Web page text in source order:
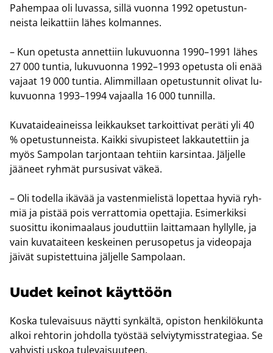
Pa­hem­paa oli lu­vas­sa, sillä vuon­na 1992 ope­tus­tun­
neis­ta lei­kat­tiin lähes kol­man­nes.
– Kun ope­tus­ta an­net­tiin lu­ku­vuon­na 1990–1991 lähes
27 000 tun­tia, lu­ku­vuon­na 1992–1993 ope­tus­ta oli enää
va­jaat 19 000 tun­tia. Alim­mil­laan ope­tus­tun­nit oli­vat lu­
ku­vuon­na 1993–1994 va­jaal­la 16 000 tun­nil­la.
Ku­va­tai­de­ai­neis­sa leik­kauk­set tar­koit­ti­vat pe­rä­ti yli 40
% ope­tus­tun­neis­ta. Kaik­ki si­vu­pis­teet lak­kau­tet­tiin ja
myös Sam­po­lan tar­jon­taan teh­tiin kar­sin­taa. Jäl­jel­le
jää­neet ryh­mät pur­susi­vat väkeä.
– Oli to­del­la ikä­vää ja vas­ten­mie­lis­tä lo­pet­taa hyviä ryh­
miä ja pis­tää pois ver­rat­to­mia opet­ta­jia. Esi­mer­kik­si
suo­sit­tu iko­ni­maa­laus jou­dut­tiin lait­ta­maan hyl­lyl­le, ja
vain ku­va­tai­teen kes­kei­nen pe­rus­o­pe­tus ja vi­deo­pa­ja
jäi­vät su­pis­tet­tui­na jäl­jel­le Sam­po­laan.
Uudet kei­not käyt­töön
Koska tu­le­vai­suus näyt­ti syn­käl­tä, opis­ton hen­ki­lö­kun­ta
alkoi reh­to­rin joh­dol­la työs­tää sel­viy­ty­mis­stra­te­gi­aa. Se
vah­vis­ti uskoa tu­le­vai­suu­teen.